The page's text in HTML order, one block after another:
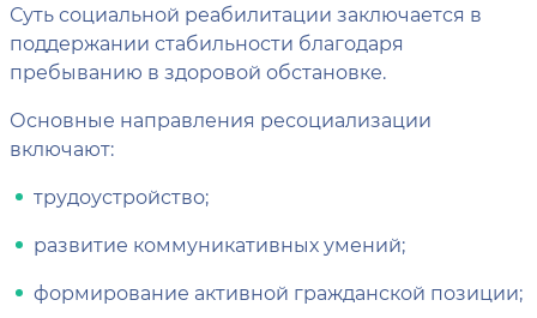
Суть социальной реабилитации заключается в
поддержании стабильности благодаря
пребыванию в здоровой обстановке.
Основные направления ресоциализации
включают:
трудоустройство;
развитие коммуникативных умений;
формирование активной гражданской позиции;